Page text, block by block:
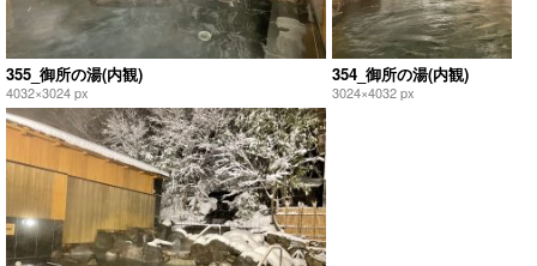
355_御所の湯(内観)
4032×3024 px
354_御所の湯(内観)
3024×4032 px